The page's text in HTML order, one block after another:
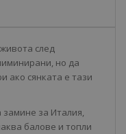
след
но да
ако сянката е тази
замине за Италия,
балове и топли